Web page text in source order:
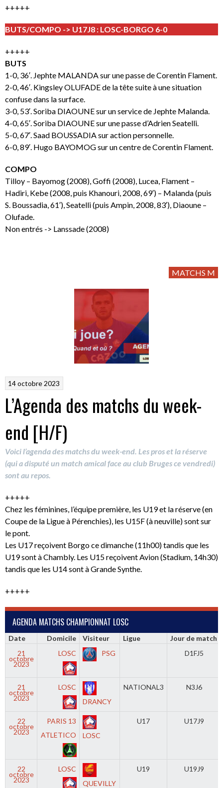
+++++
BUTS/COMPO -> U17J8 : LOSC-BORGO 6-0
+++++
BUTS
1-0, 36′. Jephte MALANDA sur une passe de Corentin Flament.
2-0, 46′. Kingsley OLUFADE de la tête suite à une situation
confuse dans la surface.
3-0, 53′. Soriba DIAOUNE sur un service de Jephte Malanda.
4-0, 65′. Soriba DIAOUNE sur une passe d’Adrien Seatelli.
5-0, 67′. Saad BOUSSADIA sur action personnelle.
6-0, 89′. Hugo BAYOMOG sur un centre de Corentin Flament.
COMPO
Tilloy – Bayomog (2008), Goffi (2008), Lucea, Flament –
Hadiri, Kebe (2008, puis Khanouri, 2008, 69′) – Malanda (puis
S. Boussadia, 61′), Seatelli (puis Ampin, 2008, 83′), Diaoune –
Olufade.
Non entrés -> Lanssade (2008)
MATCHS M
14 octobre 2023
L’Agenda des matchs du week-
end [H/F)
Voici l’agenda des matchs du week-end. Les pros et la réserve
(qui a disputé un match amical face au club Bruges ce vendredi)
sont au repos.
+++++
Chez les féminines, l’équipe première, les U19 et la réserve (en
Coupe de la Ligue à Pérenchies), les U15F (à neuville) sont sur
le pont.
Les U17 reçoivent Borgo ce dimanche (11h00) tandis que les
U19 sont à Chambly. Les U15 reçoivent Avion (Stadium, 14h30)
tandis que les U14 sont à Grande Synthe.
+++++
AGENDA MATCHS CHAMPIONNAT LOSC
Date Domicile Visiteur Ligue
Jour de match
21
octobre
2023
LOSC PSG D1FJ5
21
octobre
2023
LOSC
DRANCY
NATIONAL3 N3J6
22
octobre
2023
PARIS 13
ATLETICO
LOSC
U17 U17J9
22
octobre
2023
LOSC
QUEVILLY
U19 U19J9